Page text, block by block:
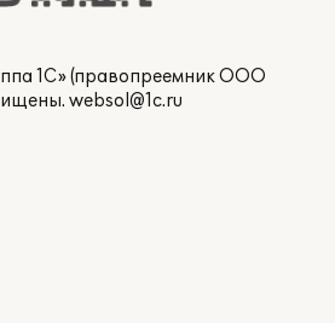
1С» (правопреемник ООО
websol@1c.ru